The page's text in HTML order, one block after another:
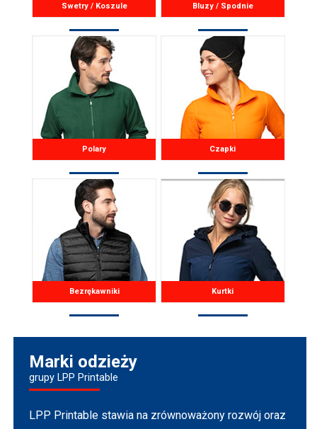
Swetry / Koszule Bluzy / Spodnie
Polary Czapki
Bezrękawniki Kurtki
Marki odzieży
grupy LPP Printable
LPP Printable stawia na zrównoważony rozwój oraz